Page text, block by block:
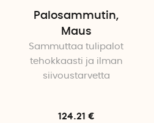
Palosammutin,
Maus
Sammuttaa tulipalot
tehokkaasti ja ilman
siivoustarvetta
124.21 €